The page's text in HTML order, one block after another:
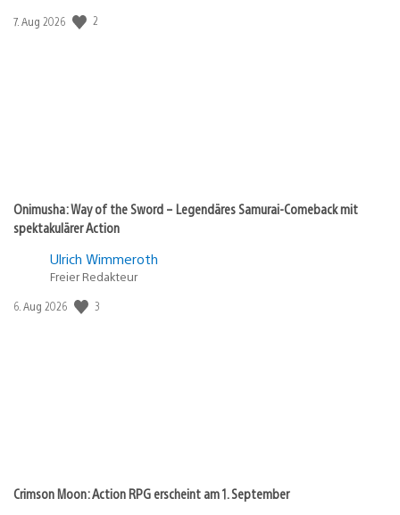
Veröffentlichungsdatum:
7. Aug 2026 2
Onimusha: Way of the Sword – Legendäres Samurai-Comeback mit
spektakulärer Action
Ulrich Wimmeroth
Freier Redakteur
Veröffentlichungsdatum:
6. Aug 2026 3
Crimson Moon: Action RPG erscheint am 1. September